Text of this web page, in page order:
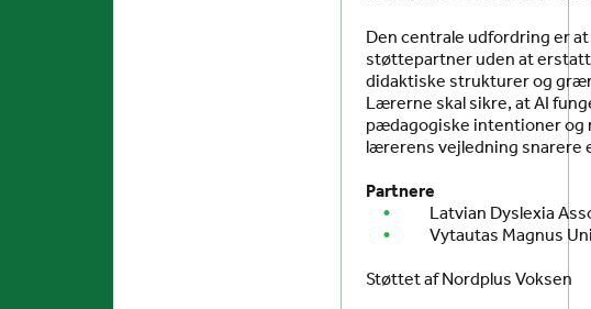
Den centrale udfordring er
støttepartner uden at
didaktiske strukturer og
Lærerne skal sikre, at AI
pædagogiske intentioner og
lærerens vejledning snarere
Partnere
Latvian Dyslexia
Vytautas Magnus
Støttet af Nordplus Voksen